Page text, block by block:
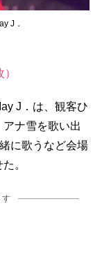
J．
J．は、観客ひ
ナ雪を歌い出
に歌うなど会場
。